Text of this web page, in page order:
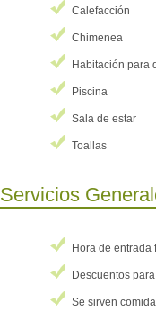
Calefacción
Chimenea
Habitación para
Piscina
Sala de estar
Toallas
Servicios
Hora de entrada
Descuentos
Se sirven